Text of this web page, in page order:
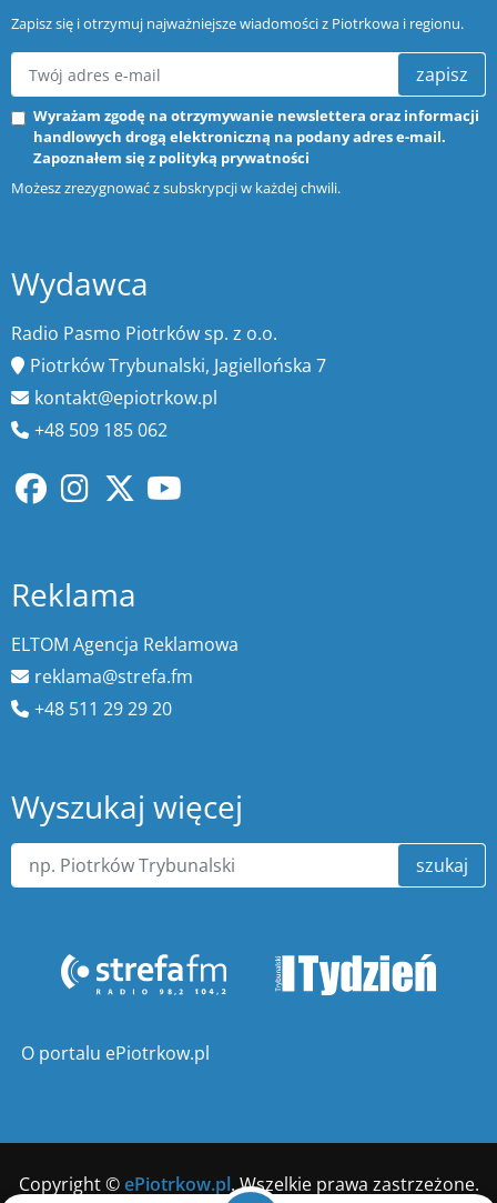
Zapisz się i otrzymuj najważniejsze wiadomości z Piotrkowa i regionu.
zapisz
Wyrażam zgodę na otrzymywanie newslettera oraz informacji
handlowych drogą elektroniczną na podany adres e-mail.
Zapoznałem się z polityką prywatności
Możesz zrezygnować z subskrypcji w każdej chwili.
Wydawca
Radio Pasmo Piotrków sp. z o.o.
Piotrków Trybunalski, Jagiellońska 7
kontakt@epiotrkow.pl
+48 509 185 062
Reklama
ELTOM Agencja Reklamowa
reklama@strefa.fm
+48 511 29 29 20
Wyszukaj więcej
szukaj
O portalu ePiotrkow.pl
Copyright ©ePiotrkow.pl. Wszelkie prawa zastrzeżone.